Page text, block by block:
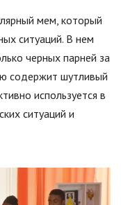
мем, который
ситуаций. В нем
черных парней за
содержит шутливый
используется в
ситуаций и